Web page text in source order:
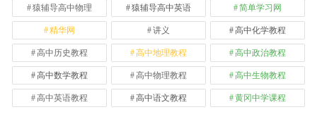
猿辅导高中物理 猿辅导高中英语 简单学习网
精华网 讲义 高中化学教程
高中历史教程 高中地理教程 高中政治教程
高中数学教程 高中物理教程 高中生物教程
高中英语教程 高中语文教程 黄冈中学课程